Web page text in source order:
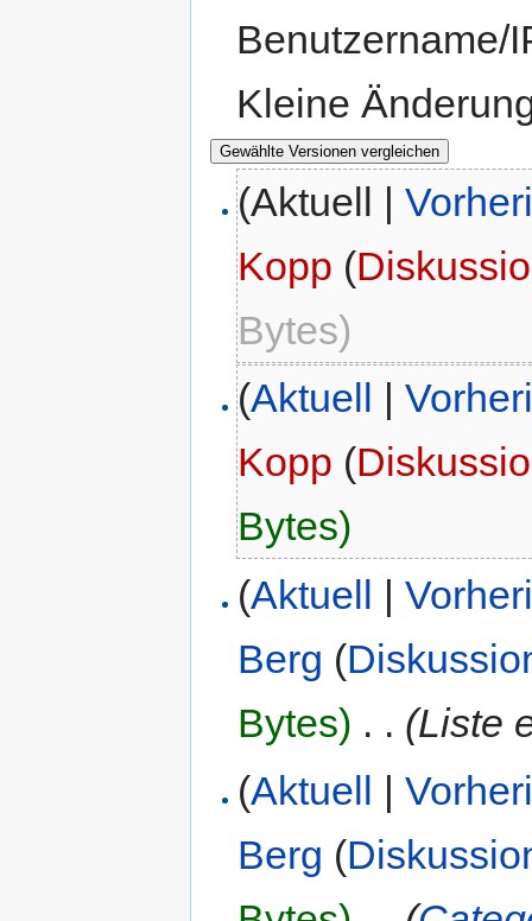
Benutzername/
Kleine
(Aktuell |
Kopp (
Bytes)
(Aktuell |
Kopp (
Bytes)
(Aktuell |
Berg (
Bytes) . . (Liste
(Aktuell |
Berg (